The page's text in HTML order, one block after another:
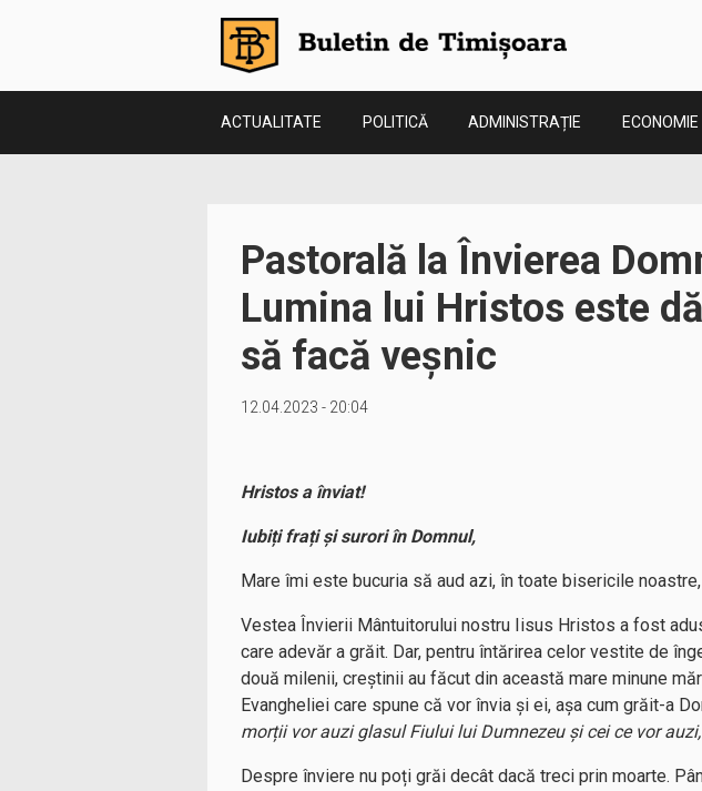
ACTUALITATE POLITICĂ ADMINISTRAȚIE ECONOMIE
Pastorală la Învierea
Lumina lui Hristos este
să facă veșnic
12.04.2023 - 20:04
Hristos a înviat!
Iubiți frați și surori în Domnul,
Mare îmi este bucuria să aud azi, în toate bisericile
Vestea Învierii Mântuitorului nostru Iisus Hristos a fost
care adevăr a grăit. Dar, pentru întărirea celor vestite de
două milenii, creștinii au făcut din această mare minune
Evangheliei care spune că vor învia și ei, așa cum grăit-a
morții vor auzi glasul Fiului lui Dumnezeu și cei ce vor
Despre înviere nu poți grăi decât dacă treci prin moarte.